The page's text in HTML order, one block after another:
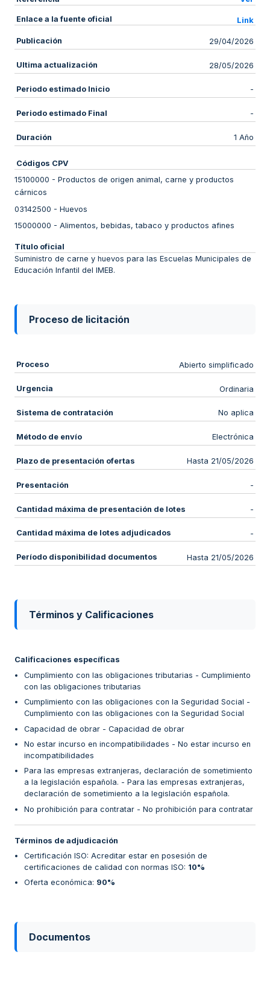
Enlace a la fuente oficial Link
Publicación 29/04/2026
Ultima actualización 28/05/2026
Periodo estimado Inicio -
Periodo estimado Final -
Duración 1 Año
Códigos CPV
15100000 - Productos de origen animal, carne y productos
cárnicos
03142500 - Huevos
15000000 - Alimentos, bebidas, tabaco y productos afines
Título oficial
Suministro de carne y huevos para las Escuelas Municipales de
Educación Infantil del IMEB.
Proceso de licitación
Proceso Abierto simplificado
Urgencia Ordinaria
Sistema de contratación No aplica
Método de envío Electrónica
Plazo de presentación ofertas Hasta 21/05/2026
Presentación -
Cantidad máxima de presentación de lotes -
Cantidad máxima de lotes adjudicados -
Período disponibilidad documentos Hasta 21/05/2026
Términos y Calificaciones
Calificaciones específicas
Cumplimiento con las obligaciones tributarias - Cumplimiento
con las obligaciones tributarias
Cumplimiento con las obligaciones con la Seguridad Social -
Cumplimiento con las obligaciones con la Seguridad Social
Capacidad de obrar - Capacidad de obrar
No estar incurso en incompatibilidades - No estar incurso en
incompatibilidades
Para las empresas extranjeras, declaración de sometimiento
a la legislación española. - Para las empresas extranjeras,
declaración de sometimiento a la legislación española.
No prohibición para contratar - No prohibición para contratar
Términos de adjudicación
Certificación ISO: Acreditar estar en posesión de
certificaciones de calidad con normas ISO: 10%
Oferta económica: 90%
Documentos